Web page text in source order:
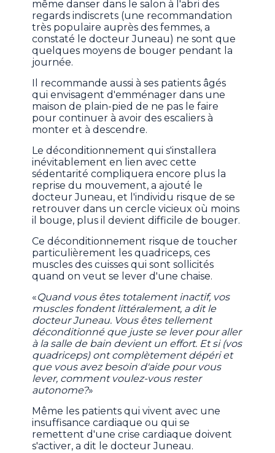
même danser dans le salon à l'abri des
regards indiscrets (une recommandation
très populaire auprès des femmes, a
constaté le docteur Juneau) ne sont que
quelques moyens de bouger pendant la
journée.
Il recommande aussi à ses patients âgés
qui envisagent d'emménager dans une
maison de plain-pied de ne pas le faire
pour continuer à avoir des escaliers à
monter et à descendre.
Le déconditionnement qui s'installera
inévitablement en lien avec cette
sédentarité compliquera encore plus la
reprise du mouvement, a ajouté le
docteur Juneau, et l'individu risque de se
retrouver dans un cercle vicieux où moins
il bouge, plus il devient difficile de bouger.
Ce déconditionnement risque de toucher
particulièrement les quadriceps, ces
muscles des cuisses qui sont sollicités
quand on veut se lever d'une chaise.
«Quand vous êtes totalement inactif, vos
muscles fondent littéralement, a dit le
docteur Juneau. Vous êtes tellement
déconditionné que juste se lever pour aller
à la salle de bain devient un effort. Et si (vos
quadriceps) ont complètement dépéri et
que vous avez besoin d'aide pour vous
lever, comment voulez-vous rester
autonome?»
Même les patients qui vivent avec une
insuffisance cardiaque ou qui se
remettent d'une crise cardiaque doivent
s'activer, a dit le docteur Juneau.